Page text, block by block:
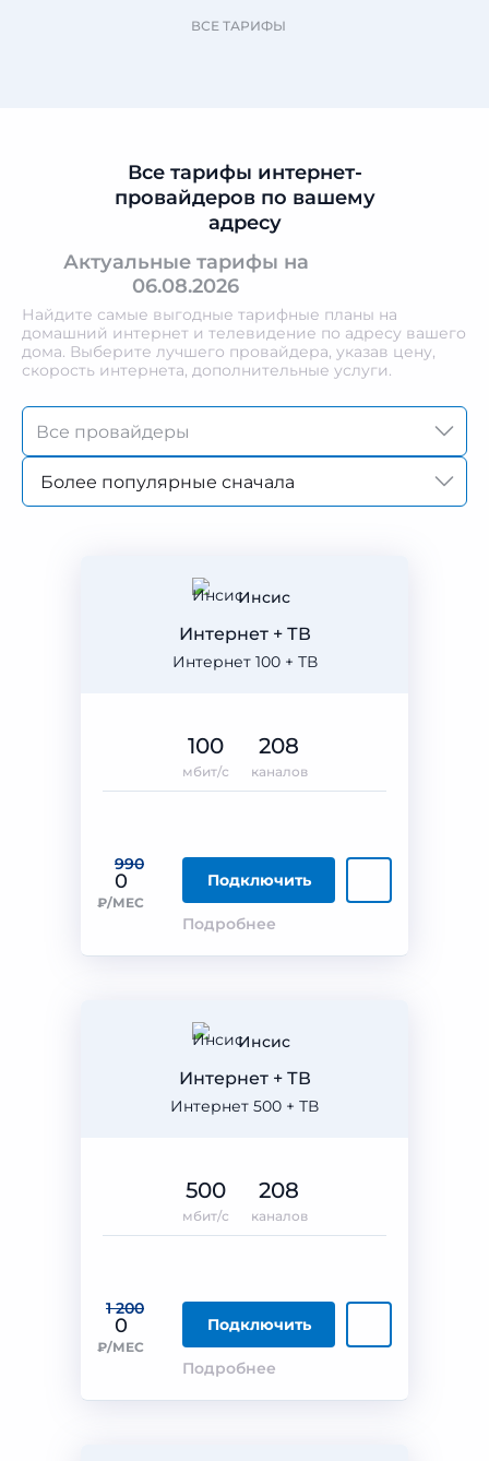
ВСЕ ТАРИФЫ
Все тарифы интернет-
провайдеров по вашему
адресу
Актуальные тарифы на
06.08.2026
Найдите самые выгодные тарифные планы на
домашний интернет и телевидение по адресу вашего
дома. Выберите лучшего провайдера, указав цену,
скорость интернета, дополнительные услуги.
Более популярные сначала
Инсис
Интернет 100 + ТВ
Интернет + ТВ
990
0
₽/МЕС
Подключить
Подробнее
100
мбит/с
208
каналов
Инсис
Интернет 500 + ТВ
Интернет + ТВ
1 200
0
₽/МЕС
Подключить
Подробнее
500
мбит/с
208
каналов